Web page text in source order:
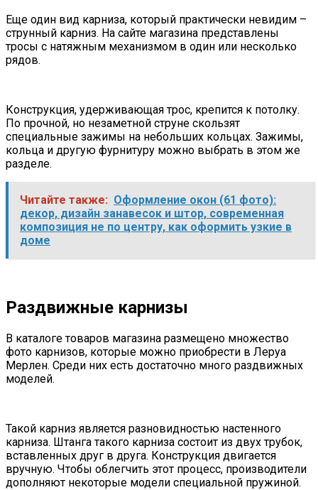
Еще один вид карниза, который практически невидим –
струнный карниз. На сайте магазина представлены
тросы с натяжным механизмом в один или несколько
рядов.
Конструкция, удерживающая трос, крепится к потолку.
По прочной, но незаметной струне скользят
специальные зажимы на небольших кольцах. Зажимы,
кольца и другую фурнитуру можно выбрать в этом же
разделе.
Читайте также: Оформление окон (61 фото):
декор, дизайн занавесок и штор, современная
композиция не по центру, как оформить узкие в
доме
Раздвижные карнизы
В каталоге товаров магазина размещено множество
фото карнизов, которые можно приобрести в Леруа
Мерлен. Среди них есть достаточно много раздвижных
моделей.
Такой карниз является разновидностью настенного
карниза. Штанга такого карниза состоит из двух трубок,
вставленных друг в друга. Конструкция двигается
вручную. Чтобы облегчить этот процесс, производители
дополняют некоторые модели специальной пружиной.